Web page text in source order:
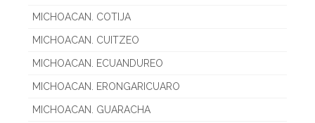
MICHOACAN. COTIJA
MICHOACAN. CUITZEO
MICHOACAN. ECUANDUREO
MICHOACAN. ERONGARICUARO
MICHOACAN. GUARACHA